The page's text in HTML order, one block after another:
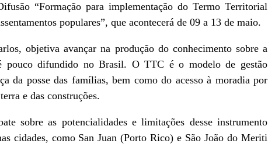
“Formação para implementação do Termo Territorial
populares”, que acontecerá de 09 a 13 de maio.
objetiva avançar na produção do conhecimento sobre a
pouco difundido no Brasil. O TTC é o modelo de gestão
da posse das famílias, bem como do acesso à moradia por
e das construções.
sobre as potencialidades e limitações desse instrumento
cidades, como San Juan (Porto Rico) e São João do Meriti